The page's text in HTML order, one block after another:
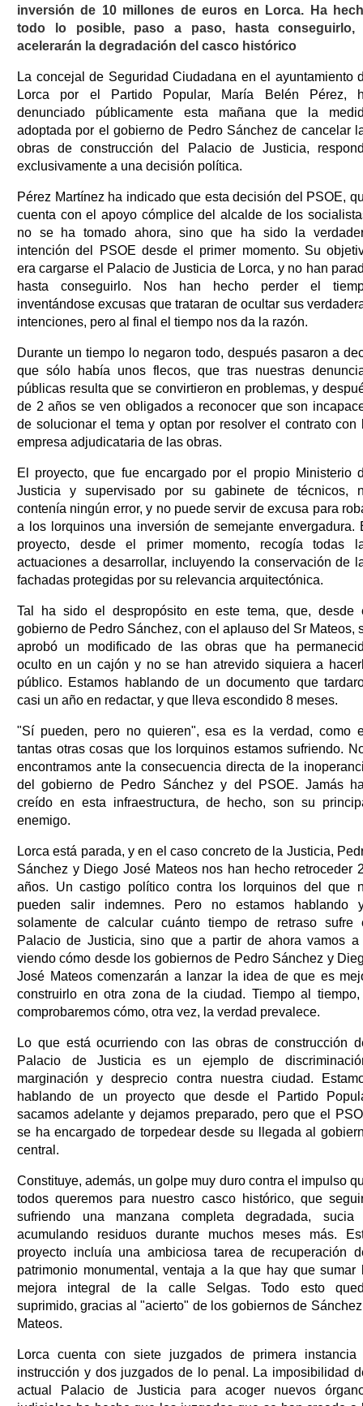
inversión de 10 millones de euros en Lorca. Ha
todo lo posible, paso a paso, hasta conseguirlo,
acelerarán la degradación del casco histórico
La concejal de Seguridad Ciudadana en el ayuntamiento
Lorca por el Partido Popular, María Belén Pérez,
denunciado públicamente esta mañana que la
adoptada por el gobierno de Pedro Sánchez de cancelar
obras de construcción del Palacio de Justicia,
exclusivamente a una decisión política.
Pérez Martínez ha indicado que esta decisión del PSOE,
cuenta con el apoyo cómplice del alcalde de los
no se ha tomado ahora, sino que ha sido la
intención del PSOE desde el primer momento. Su
era cargarse el Palacio de Justicia de Lorca, y no han
hasta conseguirlo. Nos han hecho perder el
inventándose excusas que trataran de ocultar sus
intenciones, pero al final el tiempo nos da la razón.
Durante un tiempo lo negaron todo, después pasaron a
que sólo había unos flecos, que tras nuestras
públicas resulta que se convirtieron en problemas, y
de 2 años se ven obligados a reconocer que son
de solucionar el tema y optan por resolver el contrato con
empresa adjudicataria de las obras.
El proyecto, que fue encargado por el propio Ministerio
Justicia y supervisado por su gabinete de técnicos,
contenía ningún error, y no puede servir de excusa para
a los lorquinos una inversión de semejante envergadura.
proyecto, desde el primer momento, recogía todas
actuaciones a desarrollar, incluyendo la conservación de
fachadas protegidas por su relevancia arquitectónica.
Tal ha sido el despropósito en este tema, que, desde
gobierno de Pedro Sánchez, con el aplauso del Sr Mateos,
aprobó un modificado de las obras que ha
oculto en un cajón y no se han atrevido siquiera a
público. Estamos hablando de un documento que
casi un año en redactar, y que lleva escondido 8 meses.
"Sí pueden, pero no quieren", esa es la verdad, como
tantas otras cosas que los lorquinos estamos sufriendo.
encontramos ante la consecuencia directa de la
del gobierno de Pedro Sánchez y del PSOE. Jamás
creído en esta infraestructura, de hecho, son su
enemigo.
Lorca está parada, y en el caso concreto de la Justicia,
Sánchez y Diego José Mateos nos han hecho retroceder
años. Un castigo político contra los lorquinos del que
pueden salir indemnes. Pero no estamos hablando
solamente de calcular cuánto tiempo de retraso sufre
Palacio de Justicia, sino que a partir de ahora vamos a
viendo cómo desde los gobiernos de Pedro Sánchez y
José Mateos comenzarán a lanzar la idea de que es
construirlo en otra zona de la ciudad. Tiempo al
comprobaremos cómo, otra vez, la verdad prevalece.
Lo que está ocurriendo con las obras de construcción
Palacio de Justicia es un ejemplo de
marginación y desprecio contra nuestra ciudad.
hablando de un proyecto que desde el Partido
sacamos adelante y dejamos preparado, pero que el
se ha encargado de torpedear desde su llegada al
central.
Constituye, además, un golpe muy duro contra el impulso
todos queremos para nuestro casco histórico, que
sufriendo una manzana completa degradada, sucia
acumulando residuos durante muchos meses más.
proyecto incluía una ambiciosa tarea de recuperación
patrimonio monumental, ventaja a la que hay que sumar
mejora integral de la calle Selgas. Todo esto
suprimido, gracias al "acierto" de los gobiernos de
Mateos.
Lorca cuenta con siete juzgados de primera instancia
instrucción y dos juzgados de lo penal. La imposibilidad
actual Palacio de Justicia para acoger nuevos